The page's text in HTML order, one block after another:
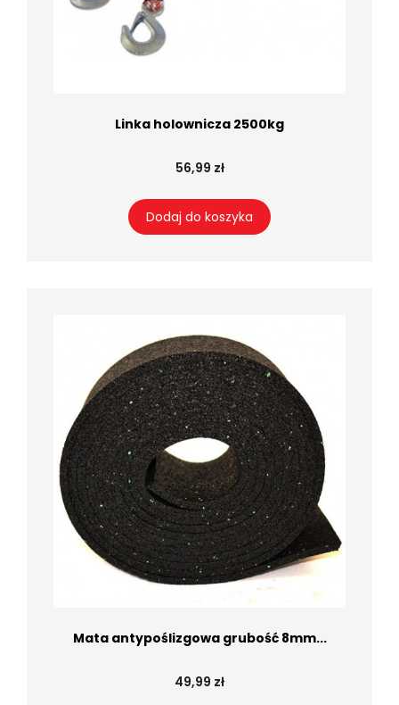
Linka holownicza 2500kg
56,99 zł
Dodaj do koszyka
Mata antypoślizgowa grubość 8mm...
49,99 zł